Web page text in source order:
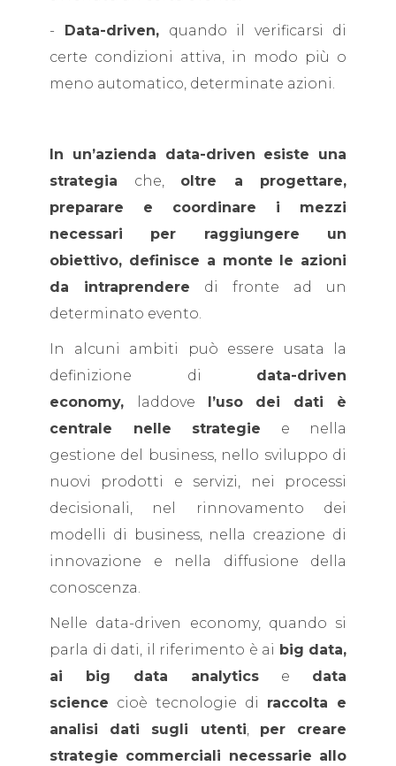
- Data-driven, quando il verificarsi di
certe condizioni attiva, in modo più o
meno automatico, determinate azioni.
In un’azienda data-driven esiste una
strategia che, oltre a progettare,
preparare e coordinare i mezzi
necessari per raggiungere un
obiettivo, definisce a monte
le azioni
da intraprendere di fronte ad un
determinato evento.
In alcuni ambiti può essere usata la
definizione di data-driven
economy,
laddove
l’uso dei dati è
centrale nelle strategie e nella
gestione del business, nello sviluppo di
nuovi prodotti e servizi, nei processi
decisionali, nel rinnovamento dei
modelli di business, nella creazione di
innovazione e nella diffusione della
conoscenza.
Nelle data-driven economy, quando si
parla di dati, il riferimento è ai big data,
ai
big data analytics e data
science cioè tecnologie di raccolta e
analisi dati sugli utenti, per creare
strategie commerciali necessarie allo